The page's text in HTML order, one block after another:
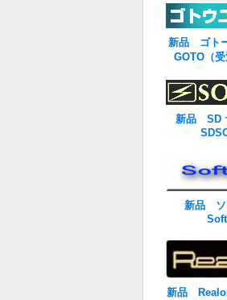
新品 ゴト
GOTO（受
新品 SD
新品
新品